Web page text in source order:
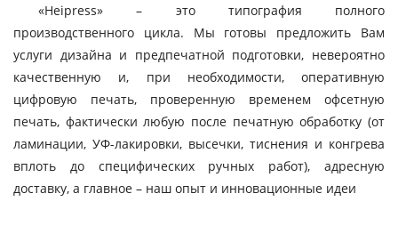
«Heipress» – это типография полного
производственного цикла. Мы готовы предложить Вам
услуги дизайна и предпечатной подготовки, невероятно
качественную и, при необходимости, оперативную
цифровую печать, проверенную временем офсетную
печать, фактически любую после печатную обработку (от
ламинации, УФ-лакировки, высечки, тиснения и конгрева
вплоть до специфических ручных работ), адресную
доставку, а главное – наш опыт и инновационные идеи